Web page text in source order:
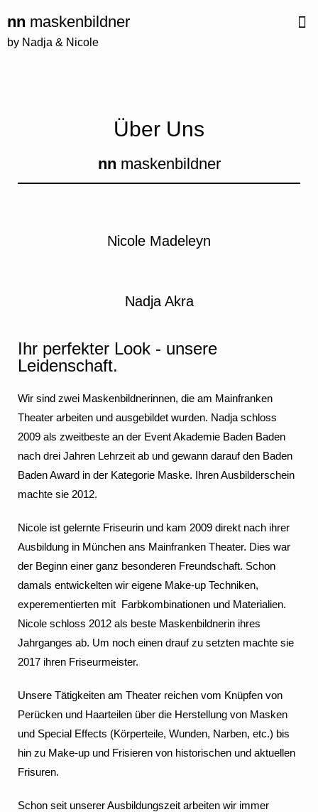
nn maskenbildner
by Nadja & Nicole
Über Uns
nn maskenbildner
Nicole Madeleyn
Nadja Akra
Ihr perfekter Look - unsere
Leidenschaft.
Wir sind zwei Maskenbildnerinnen, die am Mainfranken
Theater arbeiten und ausgebildet wurden. Nadja schloss
2009 als zweitbeste an der Event Akademie Baden Baden
nach drei Jahren Lehrzeit ab und gewann darauf den Baden
Baden Award in der Kategorie Maske. Ihren Ausbilderschein
machte sie 2012.
Nicole ist gelernte Friseurin und kam 2009 direkt nach ihrer
Ausbildung in München ans Mainfranken Theater. Dies war
der Beginn einer ganz besonderen Freundschaft. Schon
damals entwickelten wir eigene Make-up Techniken,
experementierten mit Farbkombinationen und Materialien.
Nicole schloss 2012 als beste Maskenbildnerin ihres
Jahrganges ab. Um noch einen drauf zu setzten machte sie
2017 ihren Friseurmeister.
Unsere Tätigkeiten am Theater reichen vom Knüpfen von
Perücken und Haarteilen über die Herstellung von Masken
und Special Effects (Körperteile, Wunden, Narben, etc.) bis
hin zu Make-up und Frisieren von historischen und aktuellen
Frisuren.
Schon seit unserer Ausbildungszeit arbeiten wir immer